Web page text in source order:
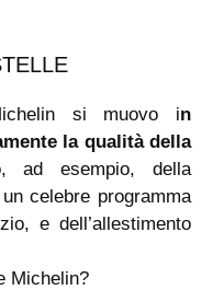
si muovo in
la qualità della
ad esempio, della
celebre programma
e dell’allestimento
Michelin?